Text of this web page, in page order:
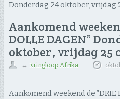
Donderdag 24 oktober, vrijdag
Aankomend
DOLLE DAGEN”
oktober, vrijdag 25
↔ Kringloop Afrika
Aankomend weekend de ”DRIE